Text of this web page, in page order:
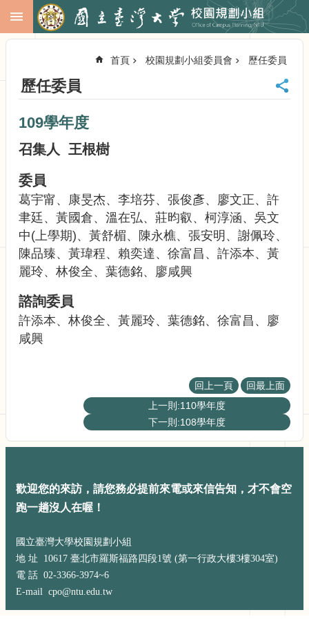
跳到主要內容區塊
回
頁
臺
大
首
頁
校
務
會
議
校
發
展
規
劃
結
站
導
覽
關
於
小
組
首頁 校園規劃小組委員會 歷任委員
歷任委員
109學年度
召集人 王根樹
委員
葛宇甯、康旻杰、李培芬、張俊彥、廖文正、許
聿廷、黃國倉、溫在弘、莊昀叡、柯淳涵、吳文
中(上學期)、黃舒楣、陳永樵、張安明、謝佩玲、
陳品臻、黃瑋程、賴奕達、徐富昌、許添本、黃
麗玲、林俊全、葉德銘、廖咸興
諮詢委員
許添本、林俊全、黃麗玲、葉德銘、徐富昌、廖
咸興
回上一頁
回最上面
上一則:110學年度
下一則:108學年度
歡迎您的來訪，請您務必提前來電或來信告知，才不會空
跑一趟沒人在喔！
國立臺灣大學校園規劃小組
地 址 10617 臺北市羅斯福路四段1號 (第一行政大樓3樓304室)
電 話 02-3366-3974~6
E-mail cpo@ntu.edu.tw